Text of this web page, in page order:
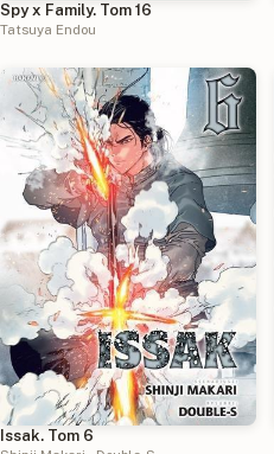
Spy x Family. Tom 16
Tatsuya Endou
Issak. Tom 6